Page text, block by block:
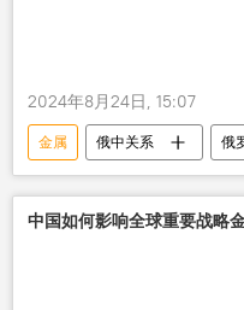
2024年8月24日, 15:07
金属 俄中关系 俄
中国如何影响全球重要战略